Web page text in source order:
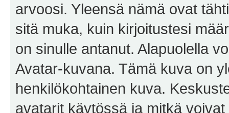
arvoosi. Yleensä nämä ovat
sitä muka, kuin kirjoitustesi
on sinulle antanut. Alapuolella
Avatar-kuvana. Tämä kuva on
henkilökohtainen kuva.
avatarit käytössä ja mitkä